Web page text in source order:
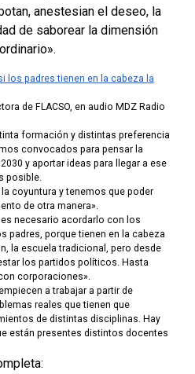
anestesian el deseo, la
de saborear la dimensión
los padres tienen en la cabeza la
de FLACSO, en audio MDZ Radio
formación y distintas preferencia
convocados para pensar la
y aportar ideas para llegar a ese
posible.
coyuntura y tenemos que poder
de otra manera».
necesario acordarlo con los
padres, porque tienen en la cabeza
la escuela tradicional, pero desde
los partidos políticos. Hasta
corporaciones».
a trabajar a partir de
reales que tienen que
de distintas disciplinas. Hay
están presentes distintos docentes